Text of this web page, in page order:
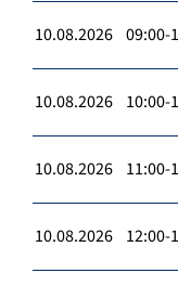
10.08.2026 09:00-
10.08.2026 10:00-
10.08.2026 11:00-
10.08.2026 12:00-